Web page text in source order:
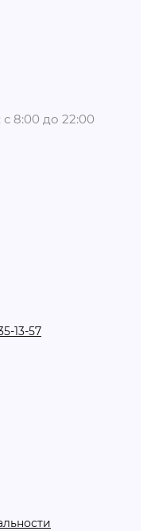
8:00 до 22:00
13-57